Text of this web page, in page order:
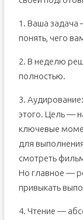
1. Ваша задача
понять, чего
2. В неделю
полностью.
3.
этого. Цель —
ключевые
для
смотреть
Но главное —
привыкать
4. Чтение —